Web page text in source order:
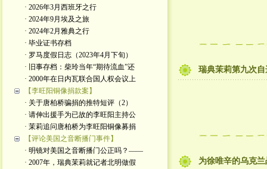
· 2026年3月西班牙之行
· 2024年9月埃及之旅
· 2024年2月雅典之行
· 毕业证书存档
· 罗马度假日志（2023年4月下旬）
· 旧事存档：柴玲当年“期待流血”还
· 2000年在日内瓦联合国人权会议上
【李旺阳铜像捐款案】
· 关于唐柏桥骗捐的推特短评（2）
· 请伸出援手为已故的李旺阳主持公
· 茉莉追问唐柏桥为李旺阳铜像募捐
【评论美国之音断播门事件】
· 明镜对美国之音断播门公正吗？——
· 2007年，瑞典茉莉就记者北明做假
瑞典茉莉第九次
为徐唯辛的乌克